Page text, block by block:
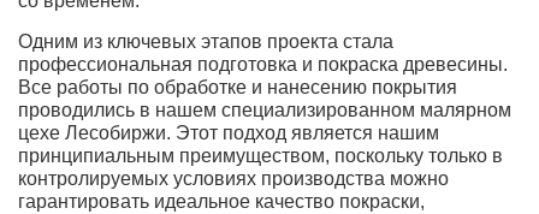
Одним из ключевых этапов проекта стала
профессиональная подготовка и покраска древесины.
Все работы по обработке и нанесению покрытия
проводились в нашем специализированном малярном
цехе Лесобиржи. Этот подход является нашим
принципиальным преимуществом, поскольку только в
контролируемых условиях производства можно
гарантировать идеальное качество покраски,